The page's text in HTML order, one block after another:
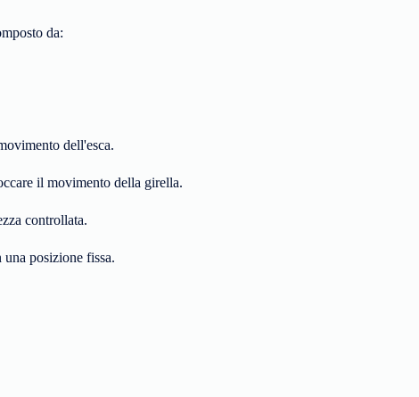
da:
dell'esca.
il movimento della girella.
controllata.
posizione fissa.